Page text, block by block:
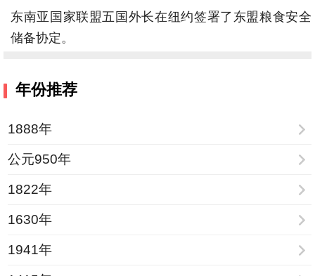
东南亚国家联盟五国外长在纽约签署了东盟粮食安全
储备协定。
年份推荐
1888年
公元950年
1822年
1630年
1941年